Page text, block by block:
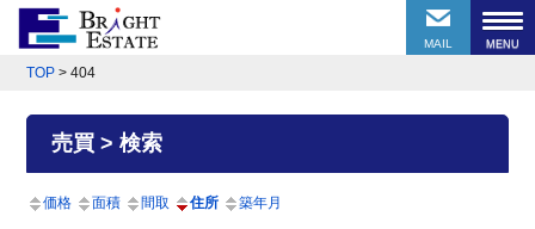
MAIL
TOP >404
売買 > 検索
価格 面積 間取 住所 築年月